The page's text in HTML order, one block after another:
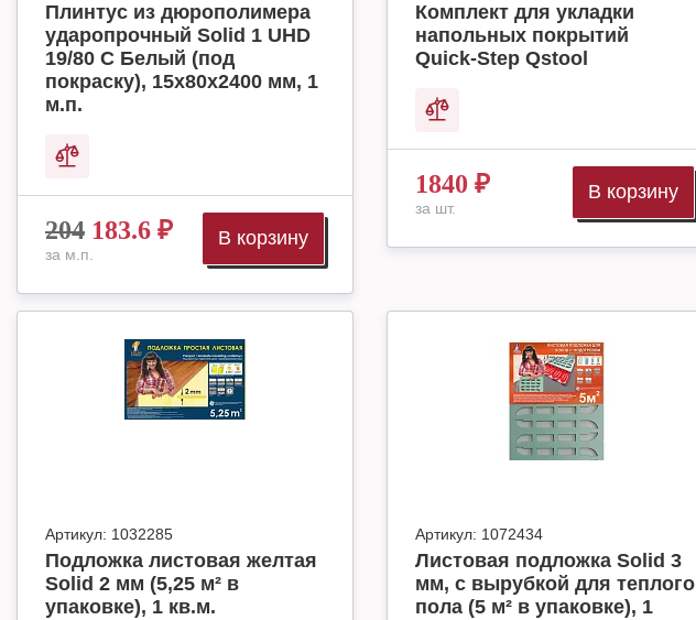
Плинтус из дюрополимера
ударопрочный Solid 1 UHD
19/80 C Белый (под
покраску), 15х80х2400 мм, 1
м.п.
204 183.6 ₽
за м.п.
В корзину
Комплект для укладки
напольных покрытий
Quick-Step Qstool
1840 ₽
за шт.
В корзину
Артикул: 1032285
Подложка листовая желтая
Solid 2 мм (5,25 м² в
упаковке), 1 кв.м.
Артикул: 1072434
Листовая подложка Solid 3
мм, с вырубкой для теплого
пола (5 м² в упаковке), 1